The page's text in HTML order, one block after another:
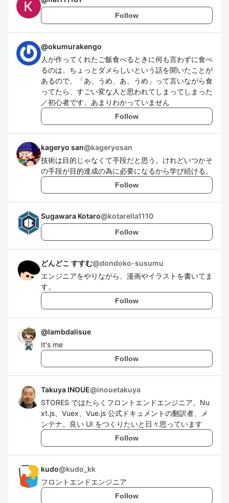
Follow
@okumurakengo
人が作ってくれたご飯食べるときに何も言わずに食べ
るのは、ちょっとダメらしいという話を聞いたことが
あるので、「あ、うめ、あ、うめ」って言いながら食
ってたら、すごい変な人と思われてしまってしまった
／初心者です、あまりわかっていません
Follow
kageryo san@kageryosan
技術は目的じゃなくて手段だと思う。けれどいつかそ
の手段が目的達成の為に必要になるから学び続ける。
Follow
Sugawara Kotaro@kotarella1110
Follow
どんどこ すすむ@dondoko-susumu
エンジニアをやりながら、漫画やイラストを書いてま
す。
Follow
@lambdalisue
It's me
Follow
Takuya INOUE@inouetakuya
STORES ではたらくフロントエンドエンジニア。Nu
xt.js、Vuex、Vue.js 公式ドキュメントの翻訳者、メ
ンテナ。良い UI をつくりたいと日々思っています
Follow
kudo@kudo_kk
フロントエンドエンジニア
Follow